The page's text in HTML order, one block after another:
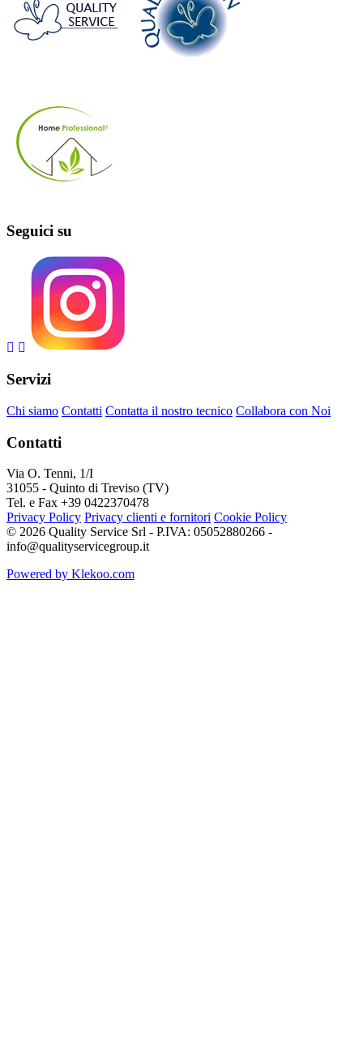
Seguici su
Servizi
Chi siamo Contatti Contatta il nostro tecnico Collabora con Noi
Contatti
Via O. Tenni, 1/I
31055 - Quinto di Treviso (TV)
Tel. e Fax +39 0422370478
Privacy Policy Privacy clienti e fornitori Cookie Policy
© 2026 Quality Service Srl - P.IVA: 05052880266 -
info@qualityservicegroup.it
Powered by Klekoo.com